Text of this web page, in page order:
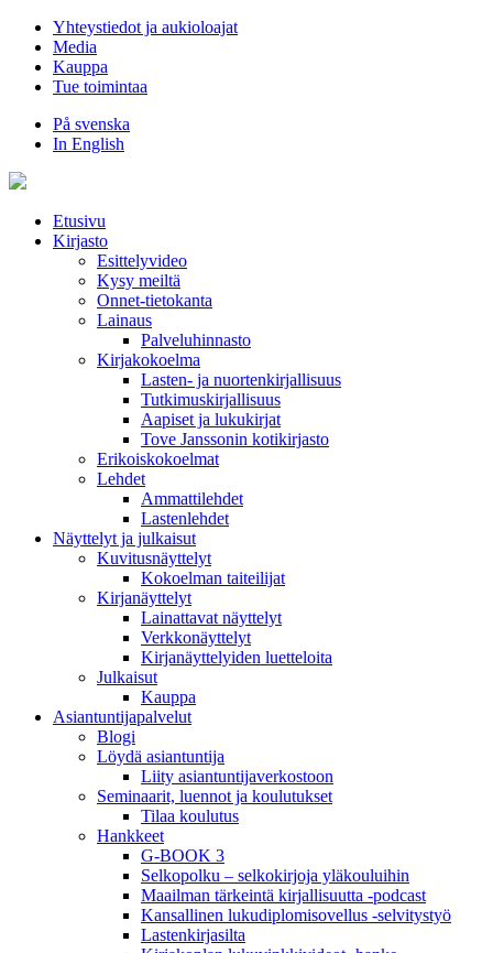
Hyppää
sisältöön
Yhteystiedot ja aukioloajat
Media
Kauppa
Tue toimintaa
På svenska
In English
Etusivu
Kirjasto
Esittelyvideo
Kysy meiltä
Onnet-tietokanta
Lainaus
Palveluhinnasto
Kirjakokoelma
Lasten- ja nuortenkirjallisuus
Tutkimuskirjallisuus
Aapiset ja lukukirjat
Tove Janssonin kotikirjasto
Erikoiskokoelmat
Lehdet
Ammattilehdet
Lastenlehdet
Näyttelyt ja julkaisut
Kuvitusnäyttelyt
Kokoelman taiteilijat
Kirjanäyttelyt
Lainattavat näyttelyt
Verkkonäyttelyt
Kirjanäyttelyiden luetteloita
Julkaisut
Kauppa
Asiantuntija­palvelut
Blogi
Löydä asiantuntija
Liity asiantuntijaverkostoon
Seminaarit, luennot ja koulutukset
Tilaa koulutus
Hankkeet
G-BOOK 3
Selkopolku – selkokirjoja yläkouluihin
Maailman tärkeintä kirjallisuutta -podcast
Kansallinen lukudiplomisovellus -selvitystyö
Lastenkirjasilta